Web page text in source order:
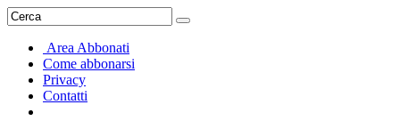
Area Abbonati
Come abbonarsi
Privacy
Contatti